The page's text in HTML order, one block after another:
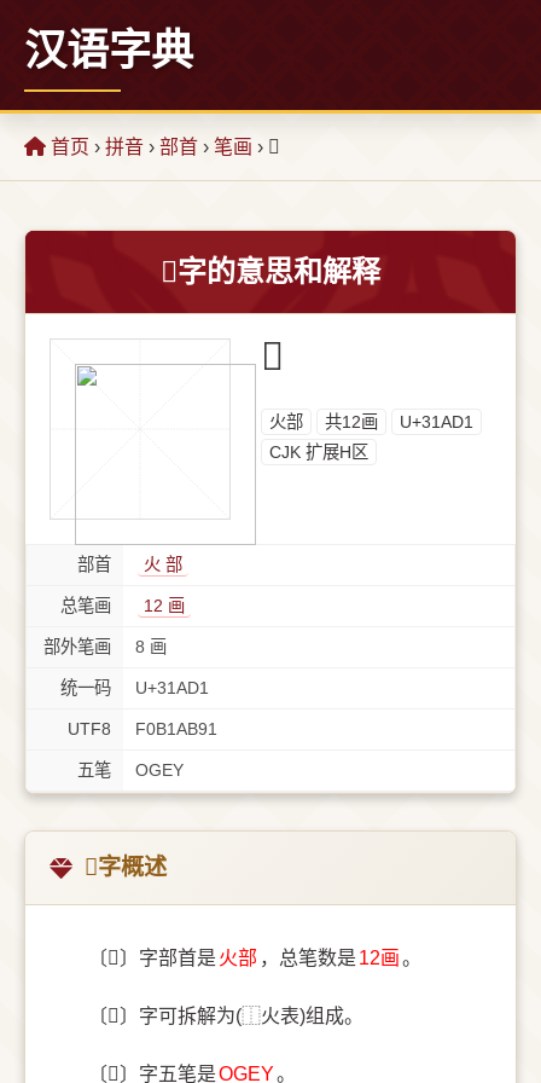
汉语字典
首页 › 拼音 › 部首 › 笔画 › 𱫑
𱫑字的意思和解释
𱫑
⽕部 共12画
U+31AD1
CJK 扩展H区
部首 ⽕ 部
总笔画 12 画
部外笔画 8 画
统一码 U+31AD1
UTF8 F0B1AB91
五笔 OGEY
𱫑字概述
〔𱫑〕字部首是 ⽕部 ，总笔数是 12画。
〔𱫑〕字可拆解为(⿰火表)组成。
〔𱫑〕字五笔是OGEY。